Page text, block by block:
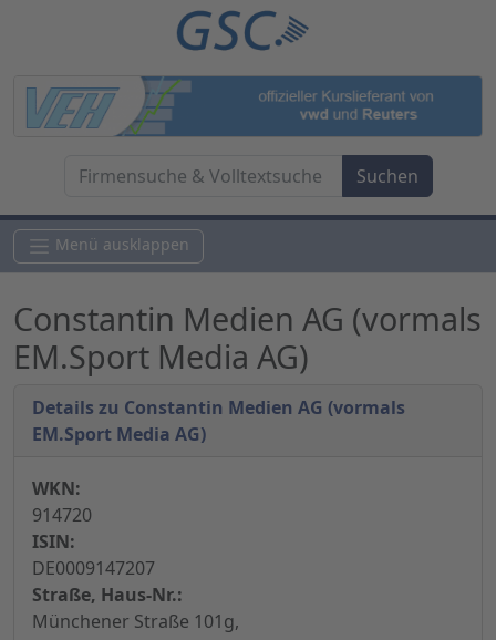
Menü ausklappen
Constantin Medien AG (vormals
EM.Sport Media AG)
Details zu Constantin Medien AG (vormals
EM.Sport Media AG)
WKN:
914720
ISIN:
DE0009147207
Straße, Haus-Nr.:
Münchener Straße 101g,